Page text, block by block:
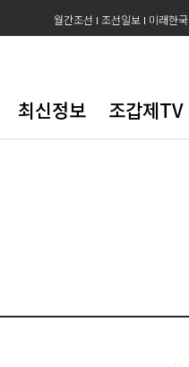
월간조선 조선일보 미래한국
최신정보 조갑제TV